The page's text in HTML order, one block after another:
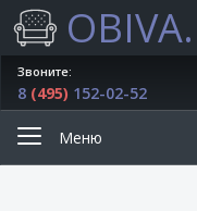
OBIVA.
Звоните:
8 (495) 152-02-52
Меню